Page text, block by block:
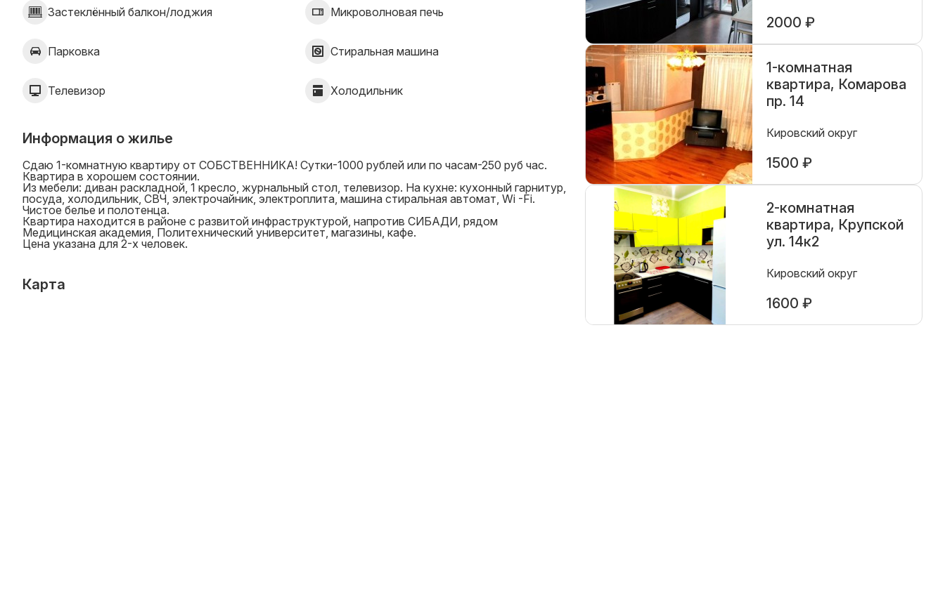
Застеклённый балкон/лоджия Микроволновая печь
Парковка Стиральная машина
Телевизор Холодильник
Информация о жилье
Сдаю 1-комнатную квартиру от СОБСТВЕННИКА! Сутки-1000 рублей или по часам-250 руб час.
Квартира в хорошем состоянии.
Из мебели: диван раскладной, 1 кресло, журнальный стол, телевизор. На кухне: кухонный гарнитур,
посуда, холодильник, СВЧ, электрочайник, электроплита, машина стиральная автомат, Wi -Fi.
Чистое белье и полотенца.
Квартира находится в районе с развитой инфраструктурой, напротив СИБАДИ, рядом
Медицинская академия, Политехнический университет, магазины, кафе.
Цена указана для 2-х человек.
Карта
2000 ₽
1-комнатная
квартира, Комарова
пр. 14
Кировский округ
1500 ₽
2-комнатная
квартира, Крупской
ул. 14к2
Кировский округ
1600 ₽